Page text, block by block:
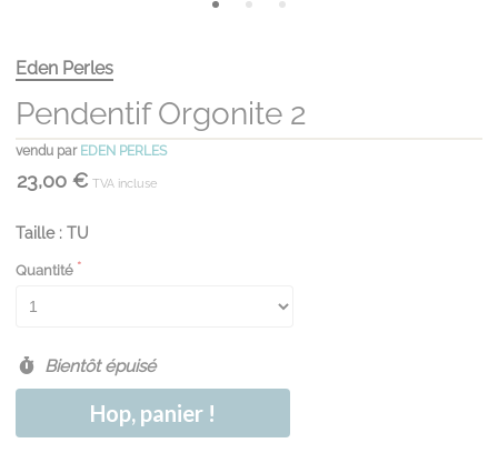
Eden Perles
Pendentif Orgonite 2
vendu par EDEN PERLES
23,00 € TVA incluse
Taille : TU
Quantité
Bientôt épuisé
Hop, panier !